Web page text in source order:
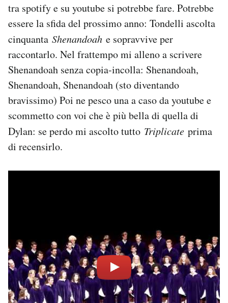
tra spotify e su youtube si potrebbe fare. Potrebbe
essere la sfida del prossimo anno: Tondelli ascolta
cinquanta Shenandoah e sopravvive per
raccontarlo. Nel frattempo mi alleno a scrivere
Shenandoah senza copia-incolla: Shenandoah,
Shenandoah, Shenandoah (sto diventando
bravissimo) Poi ne pesco una a caso da youtube e
scommetto con voi che è più bella di quella di
Dylan: se perdo mi ascolto tutto Triplicate prima
di recensirlo.